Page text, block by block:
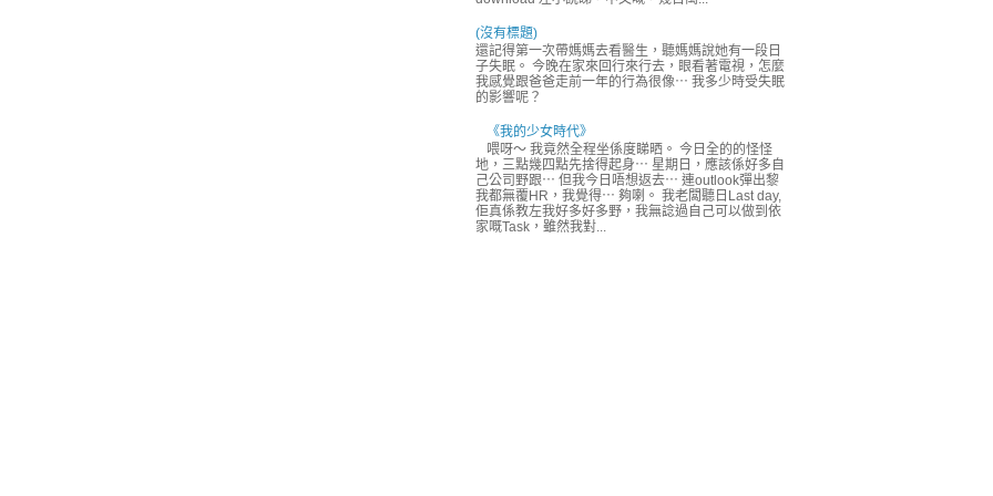
(沒有標題)
還記得第一次帶媽媽去看醫生，聽媽媽說她有一段日
子失眠。 今晚在家來回行來行去，眼看著電視，怎麼
我感覺跟爸爸走前一年的行為很像⋯ 我多少時受失眠
的影響呢？
《我的少女時代》
喂呀～ 我竟然全程坐係度睇晒。 今日全的的怪怪
地，三點幾四點先捨得起身⋯ 星期日，應該係好多自
己公司野跟⋯ 但我今日唔想返去⋯ 連outlook彈出黎
我都無覆HR，我覺得⋯ 夠喇。 我老闆聽日Last day,
佢真係教左我好多好多野，我無諗過自己可以做到依
家嘅Task，雖然我對...